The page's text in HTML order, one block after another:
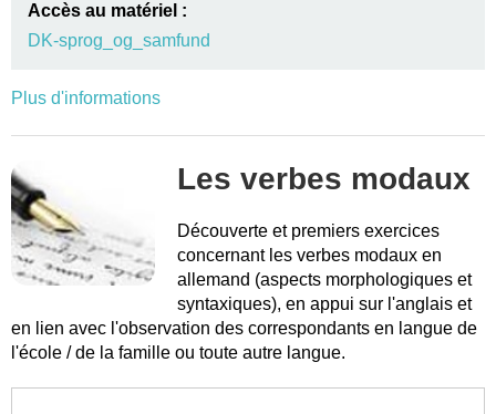
Accès au matériel :
DK-sprog_og_samfund
Plus d'informations
Les verbes modaux
Découverte et premiers exercices
concernant les verbes modaux en
allemand (aspects morphologiques et
syntaxiques), en appui sur l'anglais et
en lien avec l'observation des correspondants en langue de
l'école / de la famille ou toute autre langue.